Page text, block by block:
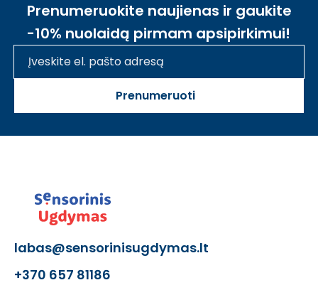
Prenumeruokite naujienas ir gaukite
-10% nuolaidą pirmam apsipirkimui!
Prenumeruoti
labas@sensorinisugdymas.lt
+370 657 81186